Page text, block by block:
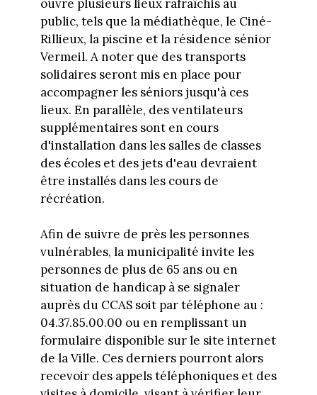
ouvre plusieurs lieux rafraîchis au
public, tels que la médiathèque, le Ciné-
Rillieux, la piscine et la résidence sénior
Vermeil. A noter que des transports
solidaires seront mis en place pour
accompagner les séniors jusqu'à ces
lieux. En parallèle, des ventilateurs
supplémentaires sont en cours
d'installation dans les salles de classes
des écoles et des jets d'eau devraient
être installés dans les cours de
récréation.
Afin de suivre de près les personnes
vulnérables, la municipalité invite les
personnes de plus de 65 ans ou en
situation de handicap à se signaler
auprès du CCAS soit par téléphone au :
04.37.85.00.00 ou en remplissant un
formulaire disponible sur le site internet
de la Ville. Ces derniers pourront alors
recevoir des appels téléphoniques et des